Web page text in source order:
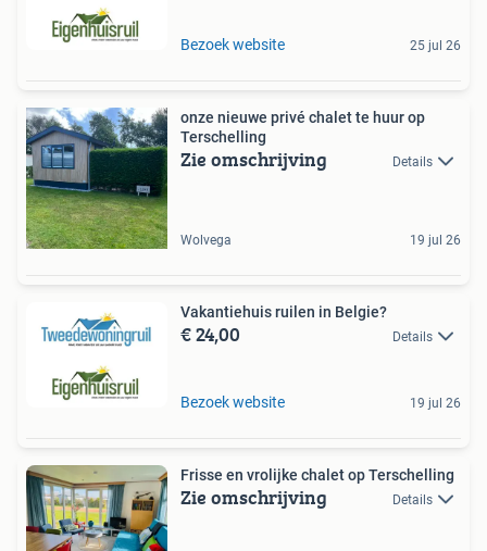
Bezoek website 25 jul 26
onze nieuwe privé chalet te huur op
Terschelling
Zie omschrijving Details
Wolvega 19 jul 26
Vakantiehuis ruilen in Belgie?
€ 24,00 Details
Bezoek website 19 jul 26
Frisse en vrolijke chalet op Terschelling
Zie omschrijving Details